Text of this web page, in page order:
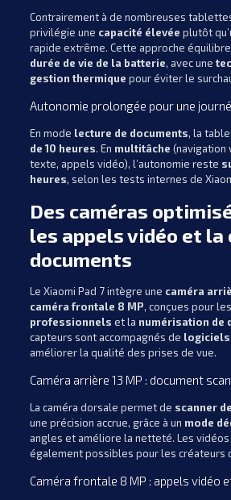
Contrairement à de nombreuses
privilégie une capacité élevée plutôt
rapide extrême. Cette approche équilibre
durée de vie de la batterie, avec une
gestion thermique pour éviter le
Autonomie prolongée pour une
En mode lecture de documents, la
de 10 heures. En multitâche (navigation
texte, appels vidéo), l’autonomie reste
heures, selon les tests internes de
Des caméras
les appels vidéo et la
documents
Le Xiaomi Pad 7 intègre une caméra
caméra frontale 8 MP, conçues pour les
professionnels et la numérisation de
capteurs sont accompagnés de logiciels
améliorer la qualité des prises de vue.
Caméra arrière 13 MP : document
La caméra dorsale permet de scanner
une précision accrue, grâce à un mode
angles et améliore la netteté. Les vidéos
également possibles pour les créateurs
Caméra frontale 8 MP : appels vidéo